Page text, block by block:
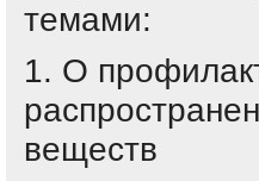
темами:
1. О
веществ